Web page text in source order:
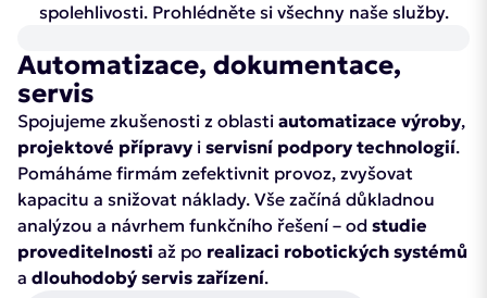
spolehlivosti. Prohlédněte si všechny naše služby.
Automatizace, dokumentace,
servis
Spojujeme zkušenosti z oblasti automatizace výroby,
projektové přípravy i servisní podpory technologií.
Pomáháme firmám zefektivnit provoz, zvyšovat
kapacitu a snižovat náklady. Vše začíná důkladnou
analýzou a návrhem funkčního řešení – od studie
proveditelnosti až po realizaci robotických systémů
a dlouhodobý servis zařízení.